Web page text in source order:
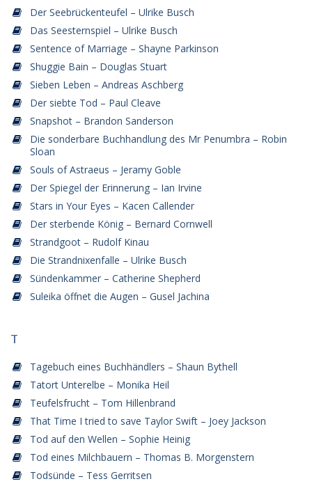
Der Seebrückenteufel – Ulrike Busch
Das Seesternspiel – Ulrike Busch
Sentence of Marriage – Shayne Parkinson
Shuggie Bain – Douglas Stuart
Sieben Leben – Andreas Aschberg
Der siebte Tod – Paul Cleave
Snapshot – Brandon Sanderson
Die sonderbare Buchhandlung des Mr Penumbra – Robin
Sloan
Souls of Astraeus – Jeramy Goble
Der Spiegel der Erinnerung – Ian Irvine
Stars in Your Eyes – Kacen Callender
Der sterbende König – Bernard Cornwell
Strandgoot – Rudolf Kinau
Die Strandnixenfalle – Ulrike Busch
Sündenkammer – Catherine Shepherd
Suleika öffnet die Augen – Gusel Jachina
T
Tagebuch eines Buchhändlers – Shaun Bythell
Tatort Unterelbe – Monika Heil
Teufelsfrucht – Tom Hillenbrand
That Time I tried to save Taylor Swift – Joey Jackson
Tod auf den Wellen – Sophie Heinig
Tod eines Milchbauern – Thomas B. Morgenstern
Todsünde – Tess Gerritsen